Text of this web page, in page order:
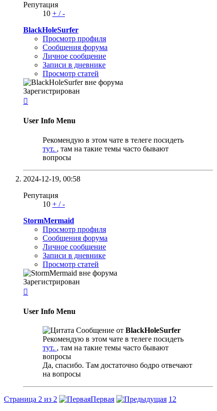
Репутация
10 + /-
BlackHoleSurfer
Просмотр профиля
Сообщения форума
Личное сообщение
Записи в дневнике
Просмотр статей
Зарегистрирован

User Info Menu
Рекомендую в этом чате в телеге посидеть
тут. , там на такие темы часто бывают
вопросы
2024-12-19, 00:58
Репутация
10 + /-
StormMermaid
Просмотр профиля
Сообщения форума
Личное сообщение
Записи в дневнике
Просмотр статей
Зарегистрирован

User Info Menu
Сообщение от BlackHoleSurfer
Рекомендую в этом чате в телеге посидеть
тут. , там на такие темы часто бывают
вопросы
Да, спасибо. Там достаточно бодро отвечают
на вопросы
Страница 2 из 2 Первая 1 2